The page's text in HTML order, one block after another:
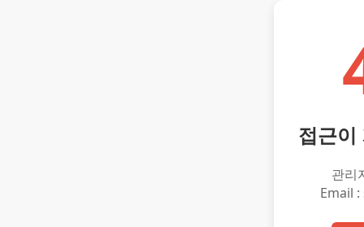
접근이
관리
Email